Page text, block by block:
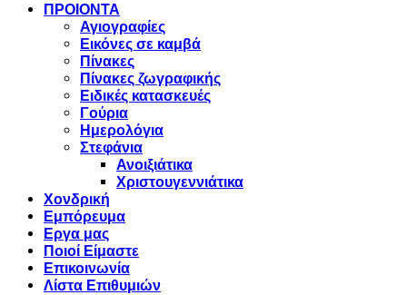
ΠΡΟΙΟΝΤΑ
Αγιογραφίες
Εικόνες σε καμβά
Πίνακες
Πίνακες ζωγραφικής
Ειδικές κατασκευές
Γούρια
Ημερολόγια
Στεφάνια
Ανοιξιάτικα
Χριστουγεννιάτικα
Χονδρική
Εμπόρευμα
Εργα μας
Ποιοί Είμαστε
Επικοινωνία
Λίστα Επιθυμιών